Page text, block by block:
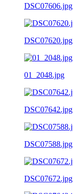
DSC07606.jpg
DSC07620.jpg
01_2048.jpg
DSC07642.jpg
DSC07588.jpg
DSC07672.jpg